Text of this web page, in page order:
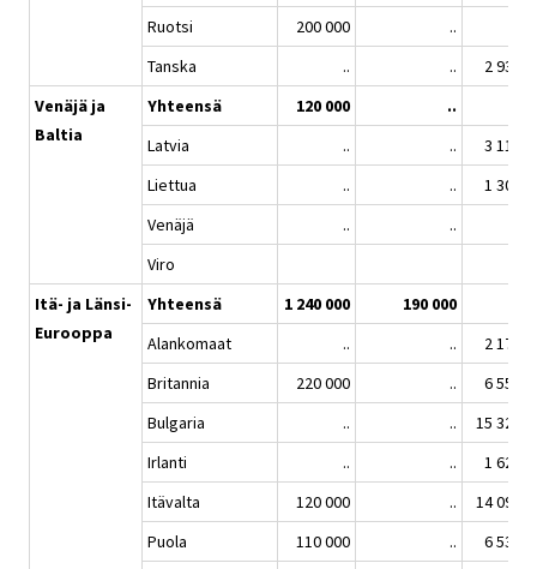
Ruotsi
200 000 ..
Tanska
.. ..
2 934
Venäjä ja
Baltia
Yhteensä 120 000 ..
Latvia
.. ..
3 119
Liettua
.. ..
1 309
Venäjä
.. ..
Viro
Itä- ja Länsi-
Eurooppa
Yhteensä 1 240 000 190 000
Alankomaat
.. ..
2 173
Britannia
220 000 ..
6 551
Bulgaria
.. ..
15 320
Irlanti
.. ..
1 622
Itävalta
120 000 ..
14 092
Puola
110 000 ..
6 533